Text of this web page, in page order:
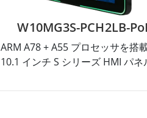
W10MG3S-PCH2LB-
ARM A78 + A55 プロセッサを搭
10.1 インチ S シリーズ HMI パネ